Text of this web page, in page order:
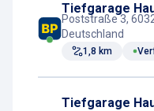
Tiefgarage
Poststraße 3,
Deutschland
1,8 km
Tiefgarage